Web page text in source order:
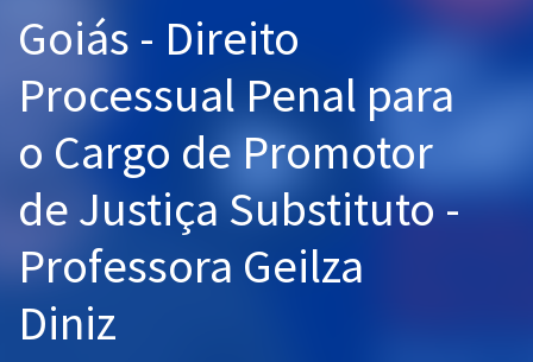
Graduação
OAB
Questões grátis
Conteúdo gratuito
Aprovados
Goiás - Direito
Processual Penal para
o Cargo de Promotor
de Justiça Substituto -
Professora Geilza
Diniz